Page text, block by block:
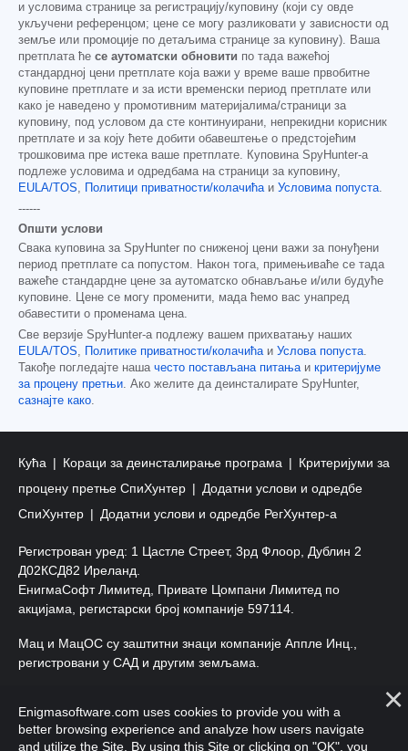
и условима странице за регистрацију/куповину (који су овде
укључени референцом; цене се могу разликовати у зависности од
земље или промоције по детаљима странице за куповину). Ваша
претплата ће се аутоматски обновити по тада важећој
стандардној цени претплате која важи у време ваше првобитне
куповине претплате и за исти временски период претплате или
како је наведено у промотивним материјалима/страници за
куповину, под условом да сте континуирани, непрекидни корисник
претплате и за коју ћете добити обавештење о предстојећим
трошковима пре истека ваше претплате. Куповина SpyHunter-а
подлеже условима и одредбама на страници за куповину,
EULA/TOS, Политици приватности/колачићаи Условима попуста.
------
Општи услови
Свака куповина за SpyHunter по сниженој цени важи за понуђени
период претплате са попустом. Након тога, примењиваће се тада
важеће стандардне цене за аутоматско обнављање и/или будуће
куповине. Цене се могу променити, мада ћемо вас унапред
обавестити о променама цена.
Све верзије SpyHunter-а подлежу вашем прихватању наших
EULA/TOS, Политике приватности/колачићаи Услова попуста.
Такође погледајте наша често постављана питањаи критеријуме
за процену претњи. Ако желите да деинсталирате SpyHunter,
сазнајте како.
Кућа Кораци за деинсталирање програма
Критеријуми за
процену претње СпиХунтер
Додатни услови и одредбе
СпиХунтер
Додатни услови и одредбе РегХунтер-а
Регистрован уред: 1 Цастле Стреет, 3рд Флоор, Дублин 2
Д02КСД82 Иреланд.
ЕнигмаСофт Лимитед, Привате Цомпани Лимитед по
акцијама, регистарски број компаније 597114.
Мац и МацОС су заштитни знаци компаније Аппле Инц.,
регистровани у САД и другим земљама.
задржана.
Enigmasoftware.com uses cookies to provide you with a
better browsing experience and analyze how users navigate
and utilize the Site. By using this Site or clicking on "OK", you